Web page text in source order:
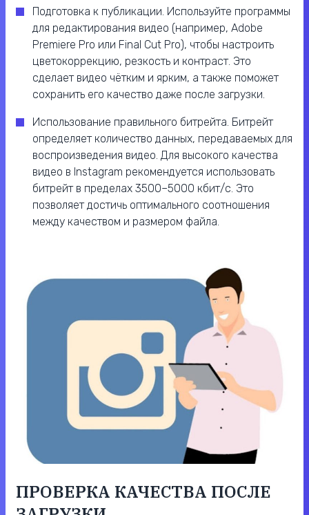
Подготовка к публикации. Используйте программы
для редактирования видео (например, Adobe
Premiere Pro или Final Cut Pro), чтобы настроить
цветокоррекцию, резкость и контраст. Это
сделает видео чётким и ярким, а также поможет
сохранить его качество даже после загрузки.
Использование правильного битрейта. Битрейт
определяет количество данных, передаваемых для
воспроизведения видео. Для высокого качества
видео в Instagram рекомендуется использовать
битрейт в пределах 3500–5000 кбит/с. Это
позволяет достичь оптимального соотношения
между качеством и размером файла.
ПРОВЕРКА КАЧЕСТВА ПОСЛЕ